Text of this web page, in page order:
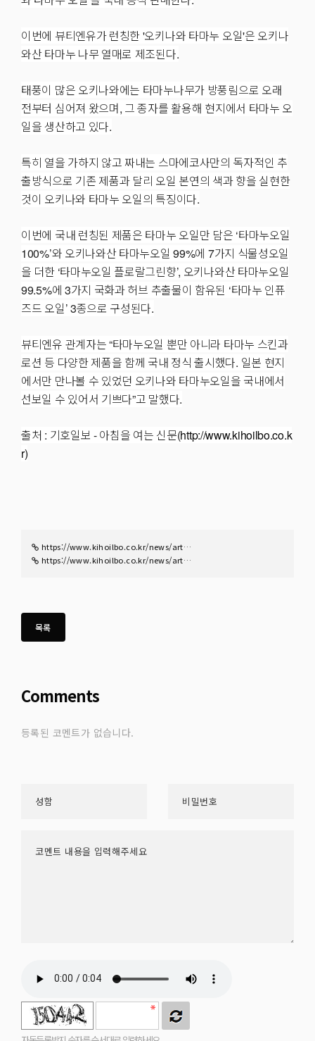
이번에 뷰티엔유가 런칭한 '오키나와 타마누 오일'은 오키나
와산 타마누 나무 열매로 제조된다.
태풍이 많은 오키나와에는 타마누나무가 방풍림으로 오래
전부터 심어져 왔으며, 그 종자를 활용해 현지에서 타마누 오
일을 생산하고 있다.
특히 열을 가하지 않고 짜내는 스마에코사만의 독자적인 추
출방식으로 기존 제품과 달리 오일 본연의 색과 향을 실현한
것이 오키나와 타마누 오일의 특징이다.
이번에 국내 런칭된 제품은 타마누 오일만 담은 ‘타마누오일
100%’와 오키나와산 타마누오일 99%에 7가지 식물성오일
을 더한 ‘타마누오일 플로랄그린향’, 오키나와산 타마누오일
99.5%에 3가지 국화과 허브 추출물이 함유된 ‘타마누 인퓨
즈드 오일’ 3종으로 구성된다.
뷰티엔유 관계자는 “타마누오일 뿐만 아니라 타마누 스킨과
로션 등 다양한 제품을 함께 국내 정식 출시했다. 일본 현지
에서만 만나볼 수 있었던 오키나와 타마누오일을 국내에서
선보일 수 있어서 기쁘다”고 말했다.
출처 : 기호일보 - 아침을 여는 신문(http://www.kihoilbo.co.k
r)
https://www.kihoilbo.co.kr/news/art…
https://www.kihoilbo.co.kr/news/art…
Comments
등록된 코멘트가 없습니다.